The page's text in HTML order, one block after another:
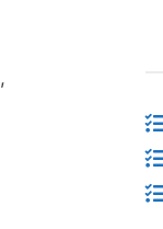
,